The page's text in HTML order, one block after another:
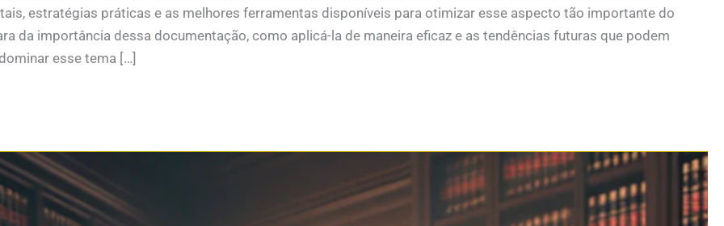
estratégias práticas e as melhores ferramentas disponíveis para otimizar esse aspecto tão importante do
da importância dessa documentação, como aplicá-la de maneira eficaz e as tendências futuras que podem
esse tema […]